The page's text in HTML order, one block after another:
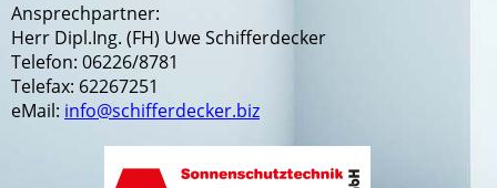
Ansprechpartner:
Herr Dipl.Ing. (FH) Uwe Schifferdecker
Telefon: 06226/8781
Telefax: 62267251
eMail: info@schifferdecker.biz